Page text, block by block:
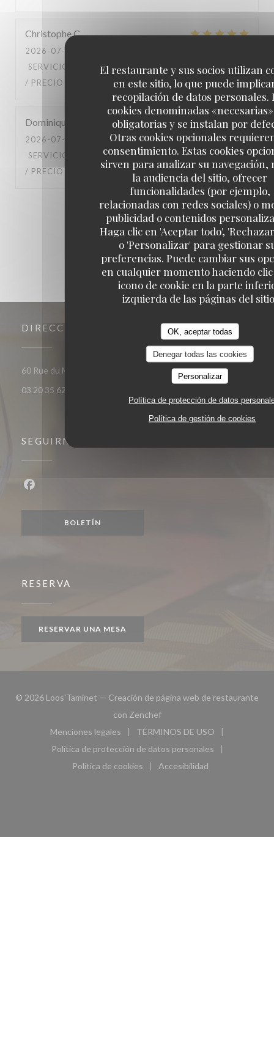
El restaurante y sus socios utilizan
en este sitio, lo que puede
recopilación de datos personales.
cookies denominadas
obligatorias y se instalan por
Otras cookies opcionales
consentimiento. Estas cookies
sirven para analizar su navegación,
la audiencia del sitio, ofrecer
funcionalidades (por ejemplo,
relacionadas con redes sociales) o
publicidad o contenidos
Haga clic en 'Aceptar todo',
o 'Personalizar' para gestionar
preferencias. Puede cambiar sus
en cualquier momento haciendo
icono de cookie en la parte
izquierda de las páginas del
OK, aceptar todas
Denegar todas las cookies
Personalizar
Política de protección de datos
Política de gestión de cookies
ChristopheC
2026-07-10
SERVICIO
AMBIENTE: 4/5 MENÚ: 5 /5 CALIDAD
/ PRECIO
Dominique
2026-07-04
- 13:00 - INVITADOS 3
SERVICIO
AMBIENTE: 4/5 MENÚ: 4/5 CALIDAD
/ PRECIO
1 2 3
DIRECCIÓN
60 Rue du Marechal Foch 59120 Loos
((abre en una nueva
03 20 35 62 81
SEGUIRNOS
BOLETÍN
RESERVA
RESERVAR UNA MESA
© 2026 Loos'Taminet — Creación de página web de restaurante
con Zenchef((abre en una nueva ventana))
Menciones legales
((abre en una nueva ventana))
TÉRMINOS DE USO
((abre en una nueva
Política de protección de datos personales
((abre en una nueva ventana))
Política de cookies
((abre en una nueva ventana))
Accesibilidad